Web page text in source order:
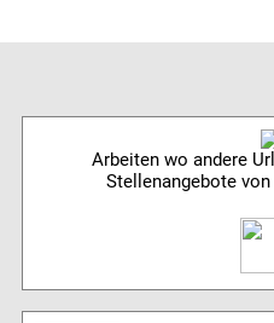
Arbeiten wo andere
Stellenangebote